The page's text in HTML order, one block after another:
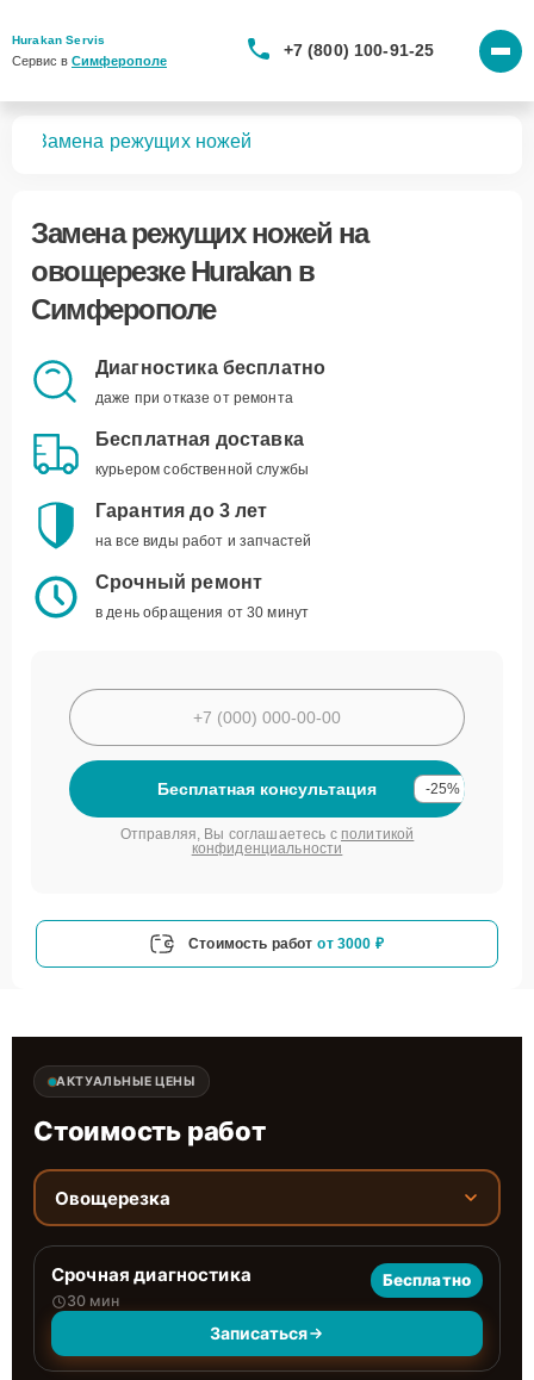
Hurakan Servis
Сервис в Симферополе
+7 (800) 100-91-25
Замена режущих ножей
Замена режущих ножей на
овощерезке Hurakan в
Симферополе
Диагностика бесплатно
даже при отказе от ремонта
Бесплатная доставка
курьером собственной службы
Гарантия до 3 лет
на все виды работ и запчастей
Срочный ремонт
в день обращения от 30 минут
Бесплатная консультация -25%
Отправляя, Вы соглашаетесь с политикой
конфиденциальности
Стоимость работ от 3000 ₽
АКТУАЛЬНЫЕ ЦЕНЫ
Стоимость работ
Овощерезка
Срочная диагностика
30 мин
Бесплатно
Записаться